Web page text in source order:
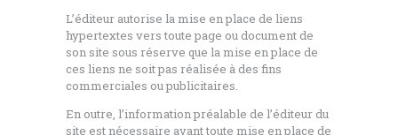
L’éditeur autorise la mise en place de liens
hypertextes vers toute page ou document de
son site sous réserve que la mise en place de
ces liens ne soit pas réalisée à des fins
commerciales ou publicitaires.
En outre, l’information préalable de l’éditeur du
site est nécessaire avant toute mise en place de